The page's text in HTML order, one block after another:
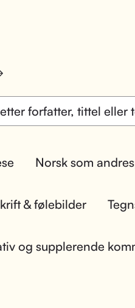
Norsk som
& følebilder
og supplerende